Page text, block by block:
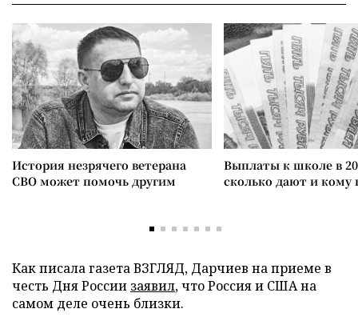
История незрячего ветерана
СВО может помочь другим
Выплаты к школе в
сколько дают и
Как писала газета ВЗГЛЯД, Дарчиев на приеме в
честь Дня России заявил, что Россия и США на
самом деле очень близки.